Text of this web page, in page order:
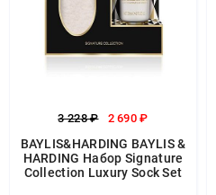
3 228 ₽ 2 690 ₽
BAYLIS&HARDING BAYLIS &
HARDING Набор Signature
Collection Luxury Sock Set